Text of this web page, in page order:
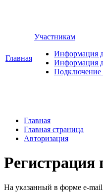
Главная
Участникам
Информация
Информация
Подключение
Главная
Главная страница
Авторизация
Регистрация
На указанный в форме e-